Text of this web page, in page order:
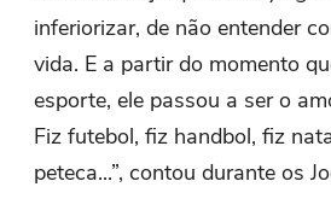
inferiorizar, de não entender
vida. E a partir do momento
esporte, ele passou a ser o
Fiz futebol, fiz handbol, fiz
peteca...”, contou durante os